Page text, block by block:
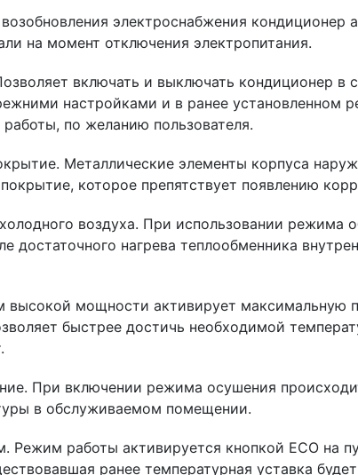
электроснабжения кондиционер
на момент отключения электропитания.
включать и выключать кондиционер в
настройками и в ранее установленном
по желанию пользователя.
Металлические элементы корпуса
которое препятствует появлению
воздуха. При использовании режима
достаточного нагрева теплообменника
мощности активирует максимальную
быстрее достичь необходимой
При включении режима осушения
в обслуживаемом помещении.
работы активируется кнопкой ECO на
ранее температурная уставка